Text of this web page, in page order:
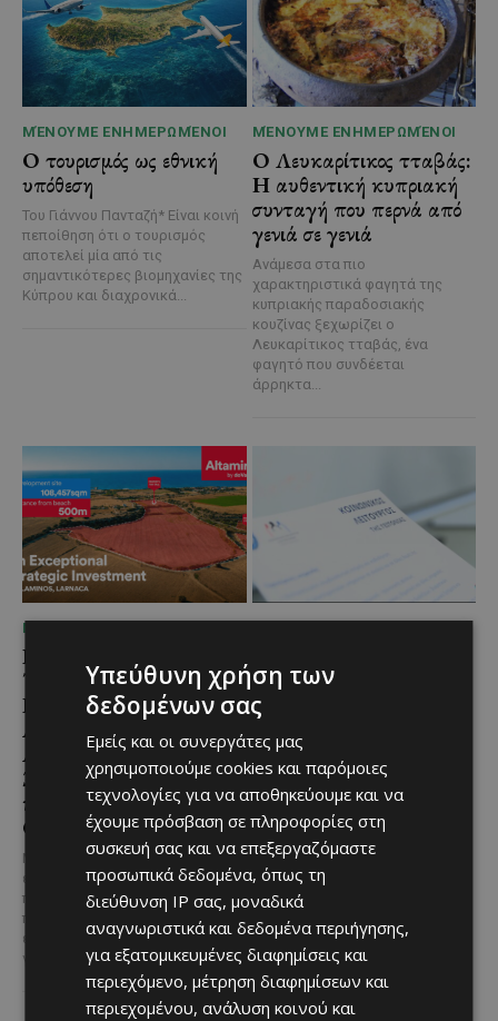
ΜΈΝΟΥΜΕ ΕΝΗΜΕΡΩΜΈΝΟΙ
Ο τουρισμός ως εθνική
υπόθεση
Του Γιάννου Πανταζή* Είναι κοινή
πεποίθηση ότι ο τουρισμός
αποτελεί μία από τις
σημαντικότερες βιομηχανίες της
Κύπρου και διαχρονικά...
ΜΈΝΟΥΜΕ ΕΝΗΜΕΡΩΜΈΝΟΙ
Ο Λευκαρίτικος τταβάς:
Η αυθεντική κυπριακή
συνταγή που περνά από
γενιά σε γενιά
Ανάμεσα στα πιο
χαρακτηριστικά φαγητά της
κυπριακής παραδοσιακής
κουζίνας ξεχωρίζει ο
Λευκαρίτικος τταβάς, ένα
φαγητό που συνδέεται
άρρηκτα...
ΜΈΝΟΥΜΕ ΕΝΗΜΕΡΩΜΈΝΟΙ
Εμβληματική
Τουριστική Έκταση στην
Παραλιακή Ζώνη
Αλαμινού με
Αδειοδοτημένη
Ξενοδοχειακή Ανάπτυξη
και Πανοραμική Θέα της
Θάλασσας
Μια εξαιρετικά σπάνια
επενδυτική ευκαιρία
παρουσιάζεται στην παραλιακή
περιοχή του Αλαμινού, στην
επαρχία Λάρνακας. Πρόκειται
για τρία συνεχόμενα...
εκσυγχρονισμό των
Υπηρεσιών Κοινωνικής
Το έργο υλοποιείται στο πλαίσιο
του Προγράμματος Πολιτικής
Συνοχής «ΘΑΛΕΙΑ2021-2027», με
τη συγχρηματοδότησης της ΕΕ
Σε μία από τις...
Υπεύθυνη χρήση των
δεδομένων σας
Εμείς και οι συνεργάτες μας
χρησιμοποιούμε cookies και παρόμοιες
τεχνολογίες για να αποθηκεύουμε και να
έχουμε πρόσβαση σε πληροφορίες στη
συσκευή σας και να επεξεργαζόμαστε
προσωπικά δεδομένα, όπως τη
διεύθυνση IP σας, μοναδικά
αναγνωριστικά και δεδομένα περιήγησης,
για εξατομικευμένες διαφημίσεις και
περιεχόμενο, μέτρηση διαφημίσεων και
περιεχομένου, ανάλυση κοινού και